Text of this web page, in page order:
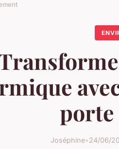
porte
Joséphine•24/06/